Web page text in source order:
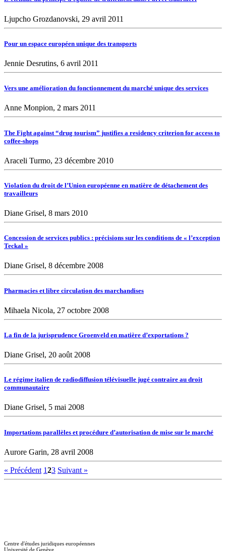
Ljupcho Grozdanovski, 29 avril 2011
Pour un espace européen unique des transports
Jennie Desrutins, 6 avril 2011
Vers une amélioration du fonctionnement du marché unique des services
Anne Monpion, 2 mars 2011
The Fight against “drug tourism” justifies a residency criterion for access to
coffee-shops
Araceli Turmo, 23 décembre 2010
Violation du droit de l’Union européenne en matière de détachement des
travailleurs
Diane Grisel, 8 mars 2010
Concession de services publics : précisions sur les conditions de « l’exception
Teckal »
Diane Grisel, 8 décembre 2008
Pharmacies et libre circulation des marchandises
Mihaela Nicola, 27 octobre 2008
La fin de la jurisprudence Groenveld en matière d’exportations ?
Diane Grisel, 20 août 2008
Le régime italien de radiodiffusion télévisuelle jugé contraire au droit
communautaire
Diane Grisel, 5 mai 2008
Importations parallèles et procédure d’autorisation de mise sur le marché
Aurore Garin, 28 avril 2008
« Précédent 123 Suivant »
Centre d'études juridiques européennes
Université de Genève